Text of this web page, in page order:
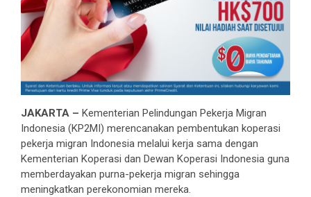
JAKARTA – Kementerian Pelindungan Pekerja Migran
Indonesia (KP2MI) merencanakan pembentukan koperasi
pekerja migran Indonesia melalui kerja sama dengan
Kementerian Koperasi dan Dewan Koperasi Indonesia guna
memberdayakan purna-pekerja migran sehingga
meningkatkan perekonomian mereka.